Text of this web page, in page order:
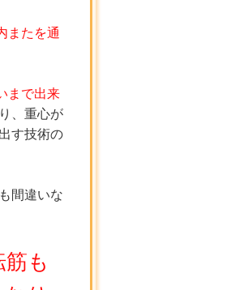
またを通
まで出来
、重心が
す技術の
間違いな
も